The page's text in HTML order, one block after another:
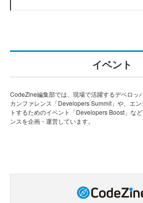
イベント
CodeZine編集部では、現場で活躍するデベロッ
カンファレンス「Developers Summit」や、エ
トするためのイベント「Developers Boost」な
ンスを企画・運営しています。